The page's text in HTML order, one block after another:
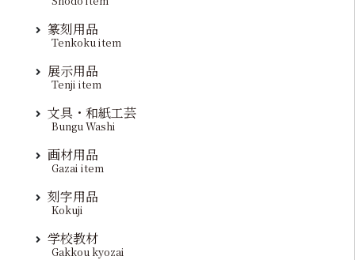
篆刻用品
Tenkoku item
展示用品
Tenji item
文具・和紙工芸
Bungu Washi
画材用品
Gazai item
刻字用品
Kokuji
学校教材
Gakkou kyozai